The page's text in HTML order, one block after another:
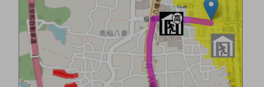
運用保守・故障紛失サポート
回線・ネットワーク
お手続き